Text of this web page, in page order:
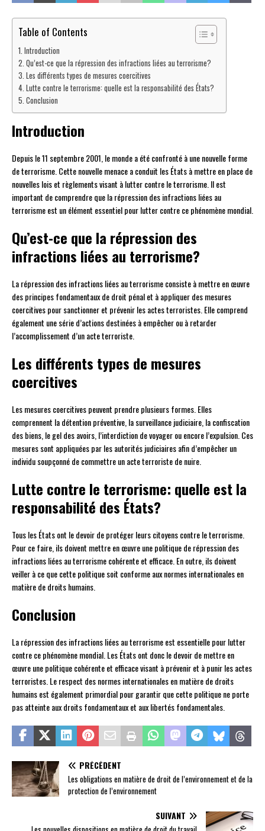
Table of Contents
Introduction
Qu’est-ce que la répression des infractions liées au terrorisme?
Les différents types de mesures coercitives
Lutte contre le terrorisme: quelle est la responsabilité des États?
Conclusion
Introduction
Depuis le 11 septembre 2001, le monde a été confronté à une nouvelle forme
de terrorisme. Cette nouvelle menace a conduit les États à mettre en place de
nouvelles lois et règlements visant à lutter contre le terrorisme. Il est
important de comprendre que la répression des infractions liées au
terrorisme est un élément essentiel pour lutter contre ce phénomène mondial.
Qu’est-ce que la répression des
infractions liées au terrorisme?
La répression des infractions liées au terrorisme consiste à mettre en œuvre
des principes fondamentaux de droit pénal et à appliquer des mesures
coercitives pour sanctionner et prévenir les actes terroristes. Elle comprend
également une série d’actions destinées à empêcher ou à retarder
l’accomplissement d’un acte terroriste.
Les différents types de mesures
coercitives
Les mesures coercitives peuvent prendre plusieurs formes. Elles
comprennent la détention préventive, la surveillance judiciaire, la confiscation
des biens, le gel des avoirs, l’interdiction de voyager ou encore l’expulsion. Ces
mesures sont appliquées par les autorités judiciaires afin d’empêcher un
individu soupçonné de commettre un acte terroriste de nuire.
Lutte contre le terrorisme: quelle est la
responsabilité des États?
Tous les États ont le devoir de protéger leurs citoyens contre le terrorisme.
Pour ce faire, ils doivent mettre en œuvre une politique de répression des
infractions liées au terrorisme cohérente et efficace. En outre, ils doivent
veiller à ce que cette politique soit conforme aux normes internationales en
matière de droits humains.
Conclusion
La répression des infractions liées au terrorisme est essentielle pour lutter
contre ce phénomène mondial. Les États ont donc le devoir de mettre en
œuvre une politique cohérente et efficace visant à prévenir et à punir les actes
terroristes. Le respect des normes internationales en matière de droits
humains est également primordial pour garantir que cette politique ne porte
pas atteinte aux droits fondamentaux et aux libertés fondamentales.
PRÉCÉDENT
Les obligations en matière de droit de l’environnement et de la
protection de l’environnement
SUIVANT